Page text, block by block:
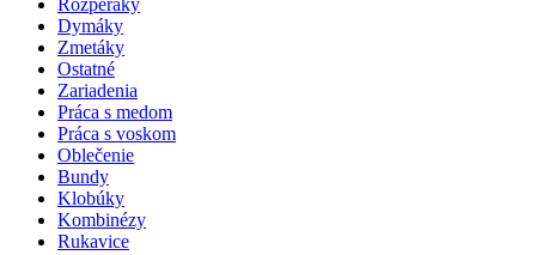
Rozperáky
Dymáky
Zmetáky
Ostatné
Zariadenia
Práca s medom
Práca s voskom
Oblečenie
Bundy
Klobúky
Kombinézy
Rukavice